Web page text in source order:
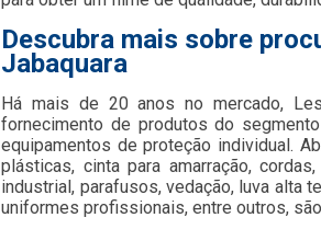
Descubra mais sobre
Jabaquara
Há mais de 20 anos no mercado,
fornecimento de produtos do
equipamentos de proteção individual.
plásticas, cinta para amarração,
industrial, parafusos, vedação, luva alta
uniformes profissionais, entre outros,